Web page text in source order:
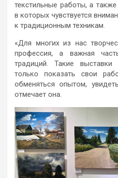
текстильные работы, а
в которых чувствуется
к традиционным техникам.
«Для многих из нас
профессия, а важная
традиций. Такие
только показать свои
обменяться опытом,
отмечает она.